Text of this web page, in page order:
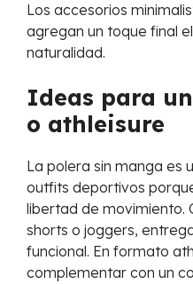
Los accesorios
agregan un toque final
naturalidad.
Ideas para
o athleisure
La polera sin manga es
outfits deportivos
libertad de movimiento.
shorts o joggers,
funcional. En formato
complementar con un